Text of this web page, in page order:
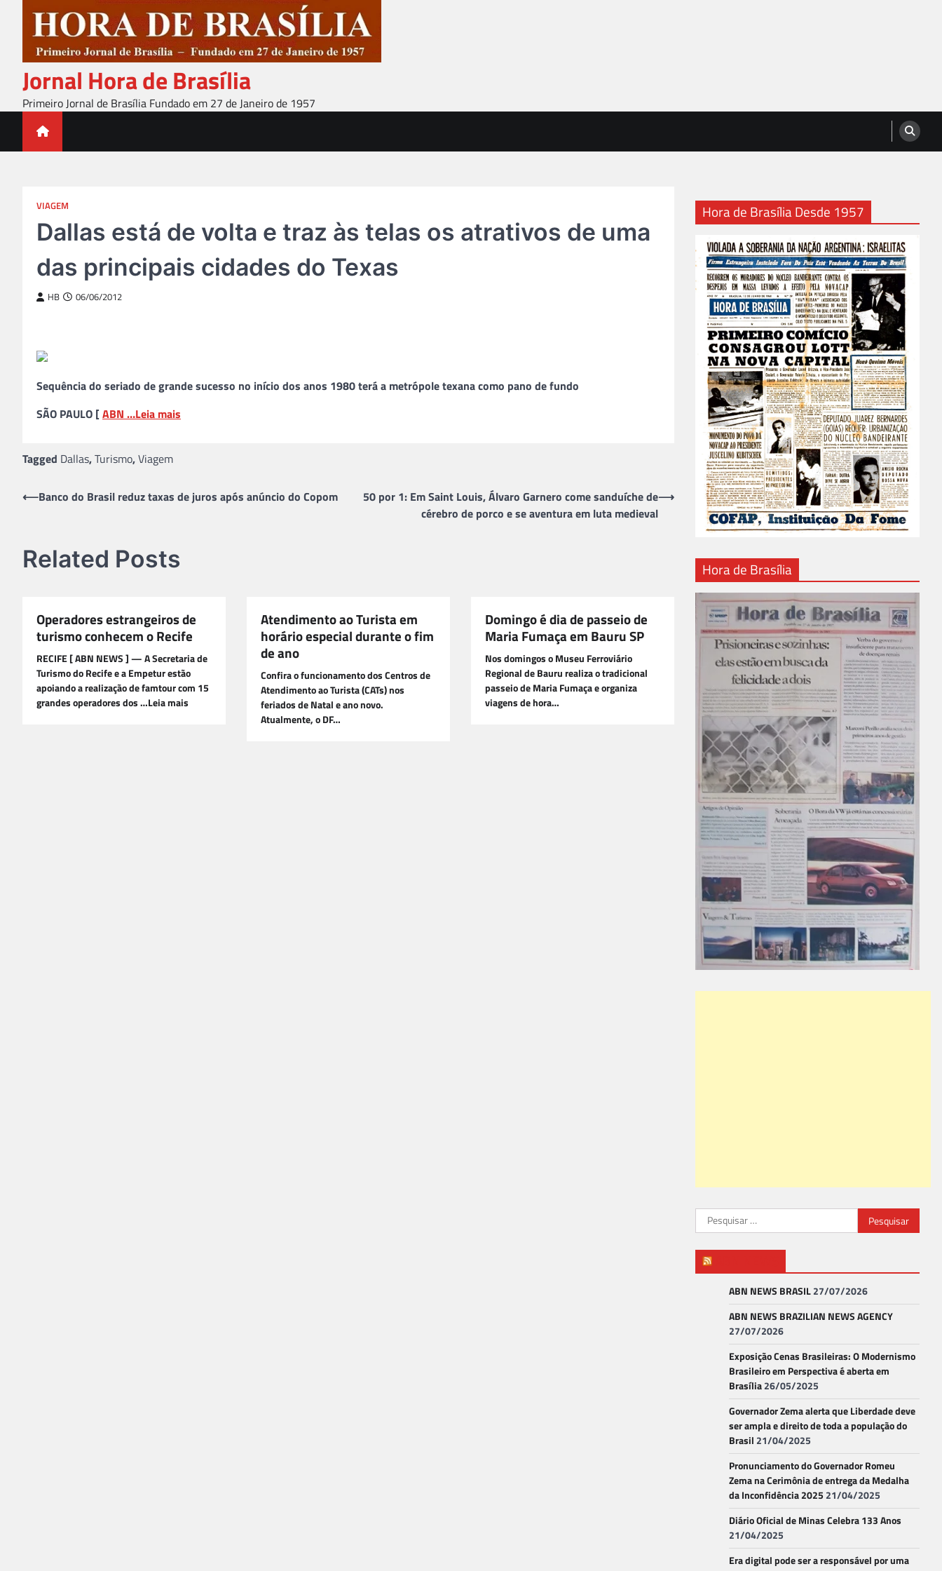
content
Jornal Hora de Brasília
Primeiro Jornal de Brasília Fundado em 27 de Janeiro de 1957
VIAGEM
Dallas está de volta e traz às telas os atrativos de uma
das principais cidades do Texas
HB 06/06/2012
Sequência do seriado de grande sucesso no início dos anos 1980 terá a metrópole texana como pano de fundo
SÃO PAULO [ABN …Leia mais
Tagged Dallas,Turismo,Viagem
Navegação
⟵Banco do Brasil reduz taxas de juros após anúncio do Copom
50 por 1: Em Saint Louis, Álvaro Garnero come sanduíche de
cérebro de porco e se aventura em luta medieval
⟶
Related Posts
Operadores estrangeiros de
turismo conhecem o Recife
RECIFE [ ABN NEWS ] — A Secretaria de
Turismo do Recife e a Empetur estão
apoiando a realização de famtour com 15
grandes operadores dos …Leia mais
Atendimento ao Turista em
horário especial durante o fim
de ano
Confira o funcionamento dos Centros de
Atendimento ao Turista (CATs) nos
feriados de Natal e ano novo.
Atualmente, o DF…
Domingo é dia de passeio de
Maria Fumaça em Bauru SP
Nos domingos o Museu Ferroviário
Regional de Bauru realiza o tradicional
passeio de Maria Fumaça e organiza
viagens de hora…
Hora de Brasília Desde 1957
Hora de Brasília
Pesquisar
por:
ABN NEWS BRASIL27/07/2026
ABN NEWS BRAZILIAN NEWS AGENCY
27/07/2026
Exposição Cenas Brasileiras: O Modernismo
Brasileiro em Perspectiva é aberta em
Brasília26/05/2025
Governador Zema alerta que Liberdade deve
ser ampla e direito de toda a população do
Brasil 21/04/2025
Pronunciamento do Governador Romeu
Zema na Cerimônia de entrega da Medalha
da Inconfidência 2025 21/04/2025
Diário Oficial de Minas Celebra 133 Anos
21/04/2025
Era digital pode ser a responsável por uma